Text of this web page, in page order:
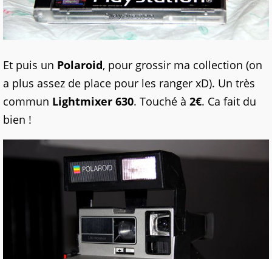
Et puis un Polaroid, pour grossir ma collection (on
a plus assez de place pour les ranger xD). Un très
commun Lightmixer 630. Touché à 2€. Ca fait du
bien !